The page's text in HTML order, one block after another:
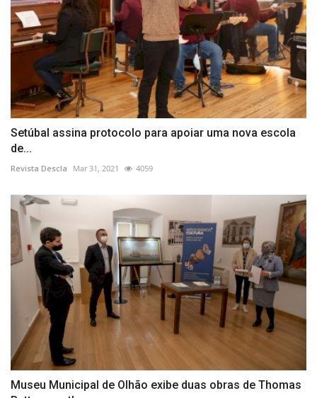
Setúbal assina protocolo para apoiar uma nova escola
de...
Revista Descla Mar 31, 2021 4059
Museu Municipal de Olhão exibe duas obras de Thomas